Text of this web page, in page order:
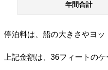
年間合計
停泊料は、船の大きさやヨッ
上記金額は、36フィートの